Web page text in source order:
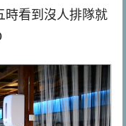
時看到沒人排隊就